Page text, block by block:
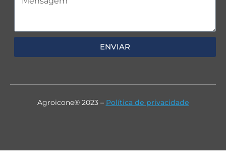
ENVIAR
Agroicone® 2023 – Política de privacidade